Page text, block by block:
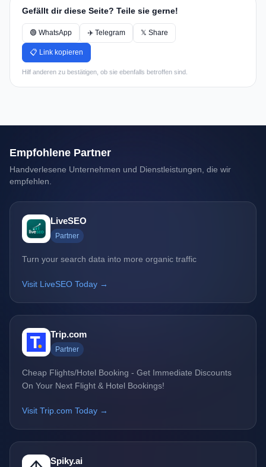
Gefällt dir diese Seite? Teile sie gerne!
🟢 WhatsApp ✈️ Telegram 𝕏 Share
📋 Link kopieren
Hilf anderen zu bestätigen, ob sie ebenfalls betroffen sind.
Empfohlene Partner
Handverlesene Unternehmen und Dienstleistungen, die wir
empfehlen.
LiveSEO
Partner
Turn your search data into more organic traffic
Visit LiveSEO Today →
Trip.com
Partner
Cheap Flights/Hotel Booking - Get Immediate Discounts
On Your Next Flight & Hotel Bookings!
Visit Trip.com Today →
Spiky.ai